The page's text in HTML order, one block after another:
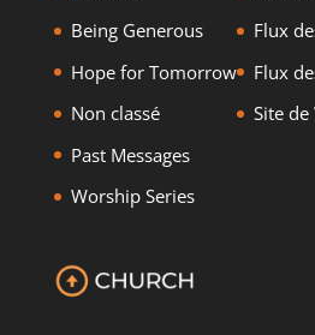
Being Generous
Hope for Tomorrow
Non classé
Past Messages
Worship Series
Flux
Flux
Site de